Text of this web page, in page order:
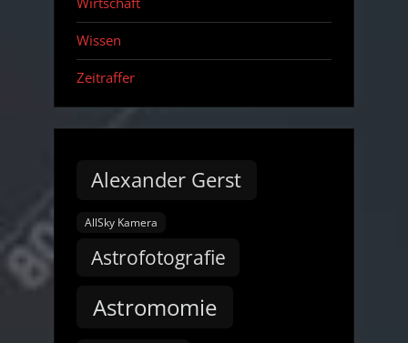
Wissen
Zeitraffer
Alexander Gerst
AllSky Kamera
Astrofotografie
Astromomie